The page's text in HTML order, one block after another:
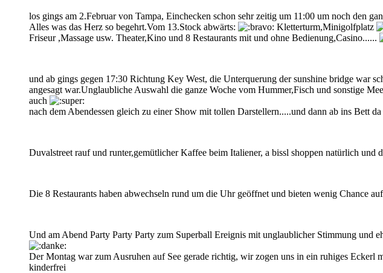
los gings am 2.Februar von Tampa, Einchecken schon sehr zeitig um 11:00 um noch den
Alles was das Herz so begehrt.Vom 13.Stock abwärts:
Kletterturm,Minigolfplatz
Friseur ,Massage usw. Theater,Kino und 8 Restaurants mit und ohne Bedienung,Casino......
und ab gings gegen 17:30 Richtung Key West, die Unterquerung der sunshine bridge war
angesagt war.Unglaubliche Auswahl die ganze Woche vom Hummer,Fisch und sonstige
auch
nach dem Abendessen gleich zu einer Show mit tollen Darstellern.....und dann ab ins Bett
Duvalstreet rauf und runter,gemütlicher Kaffee beim Italiener, a bissl shoppen natürlich
Die 8 Restaurants haben abwechseln rund um die Uhr geöffnet und bieten wenig Chance
Und am Abend Party Party Party zum Superball Ereignis mit unglaublicher Stimmung
Der Montag war zum Ausruhen auf See gerade richtig, wir zogen uns in ein ruhiges
kinderfrei